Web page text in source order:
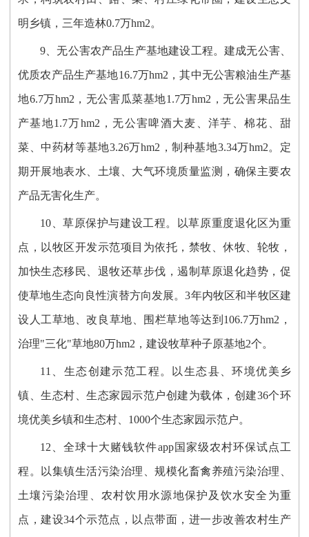
明乡镇，三年造林0.7万hm2。
9、无公害农产品生产基地建设工程。建成无公害、
优质农产品生产基地16.7万hm2，其中无公害粮油生产基
地6.7万hm2，无公害瓜菜基地1.7万hm2，无公害果品生
产基地1.7万hm2，无公害啤酒大麦、洋芋、棉花、甜
菜、中药材等基地3.26万hm2，制种基地3.34万hm2。定
期开展地表水、土壤、大气环境质量监测，确保主要农
产品无害化生产。
10、草原保护与建设工程。以草原重度退化区为重
点，以牧区开发示范项目为依托，禁牧、休牧、轮牧，
加快生态移民、退牧还草步伐，遏制草原退化趋势，促
使草地生态向良性演替方向发展。3年内牧区和半牧区建
设人工草地、改良草地、围栏草地等达到106.7万hm2，
治理"三化"草地80万hm2，建设牧草种子原基地2个。
11、生态创建示范工程。以生态县、环境优美乡
镇、生态村、生态家园示范户创建为载体，创建36个环
境优美乡镇和生态村、1000个生态家园示范户。
12、全球十大赌钱软件app国家级农村环保试点工
程。以集镇生活污染治理、规模化畜禽养殖污染治理、
土壤污染治理、农村饮用水源地保护及饮水安全为重
点，建设34个示范点，以点带面，进一步改善农村生产